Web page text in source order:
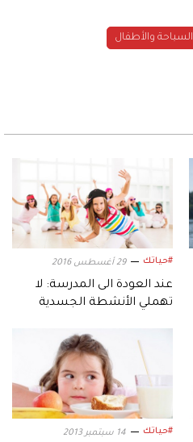
السباحة والأطفال
#حياتك 29 أغسطس 2016
عند العودة الى المدرسة: لا
تهملي الأنشطة الجسدية
#حياتك 14 سبتمبر 2013